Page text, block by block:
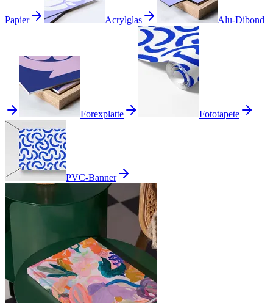
Papier Acrylglas Alu-Dibond
Forexplatte Fototapete
PVC-Banner